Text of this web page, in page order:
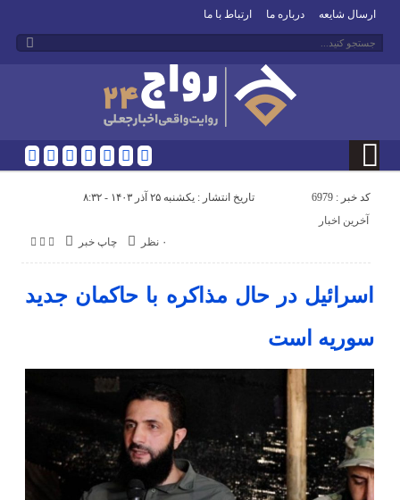
ارسال شایعه درباره ما ارتباط با ما
کد خبر : 6979 تاریخ انتشار : یکشنبه ۲۵ آذر ۱۴۰۳ - ۸:۳۲
چاپ خبر ۰ نظر
آخرین اخبار
اسرائیل در حال مذاکره با حاکمان جدید
سوریه است